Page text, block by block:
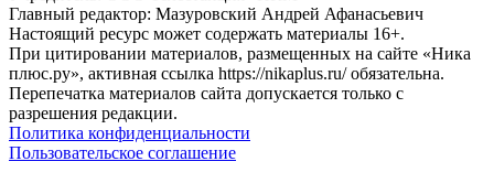
Главный редактор: Мазуровский Андрей Афанасьевич
Настоящий ресурс может содержать материалы 16+.
При цитировании материалов, размещенных на сайте «Ника
плюс.ру», активная ссылка https://nikaplus.ru/ обязательна.
Перепечатка материалов сайта допускается только с
разрешения редакции.
Политика конфиденциальности
Пользовательское соглашение